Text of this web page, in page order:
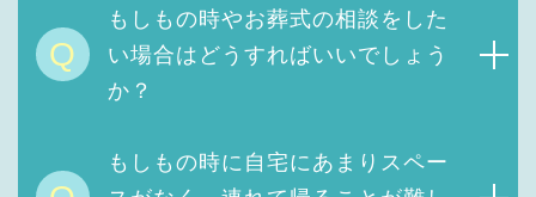
Q
もしもの時やお葬式の相談をした
い場合はどうすればいいでしょう
か？
もしもの時に自宅にあまりスペー